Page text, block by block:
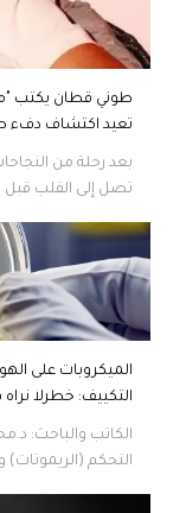
طوني قطان يكتب
تعيد اكتشاف دفء
بعد رحلة من
تصل إلى القلب قبل
الميكروبات على
التكييف: خطرلا نراه
الكاتب والباحث:
التحكم